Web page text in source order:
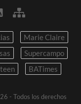
Marie Claire
Supercampo
BATimes
- Todos los derechos